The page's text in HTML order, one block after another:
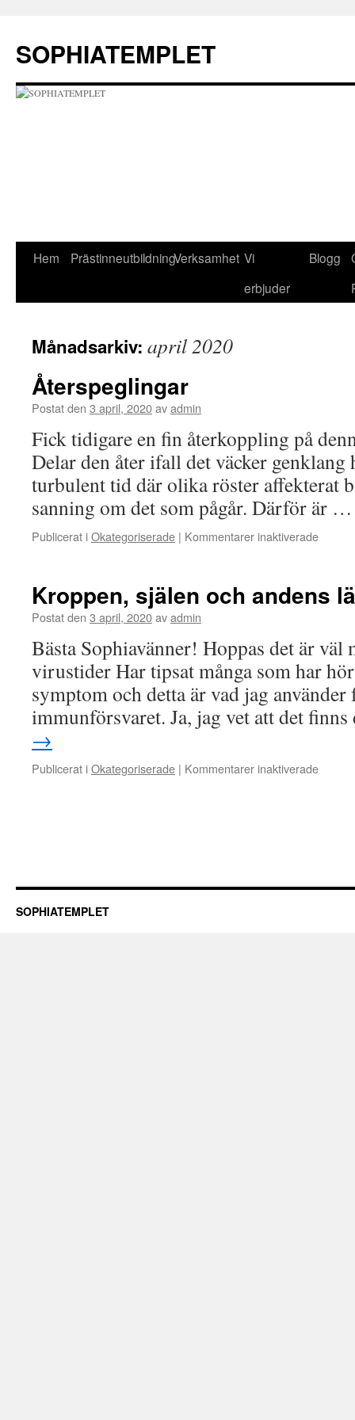
innehåll
SOPHIATEMPLET
Hem PrästinneutbildningVerksamhet Vi
erbjuder
Blogg
Månadsarkiv: april 2020
Återspeglingar
Postat den 3 april, 2020avadmin
Fick tidigare en fin återkoppling på
Delar den åter ifall det väcker
turbulent tid där olika röster affekterat
sanning om det som pågår. Därför är
Publicerat iOkategoriserade | Kommentarer inaktiveradeför
Kroppen, själen och andens
Postat den 3 april, 2020avadmin
Bästa Sophiavänner! Hoppas det är väl
virustider Har tipsat många som har
symptom och detta är vad jag använder
immunförsvaret. Ja, jag vet att det
→
Publicerat iOkategoriserade | Kommentarer inaktiveradeför
SOPHIATEMPLET